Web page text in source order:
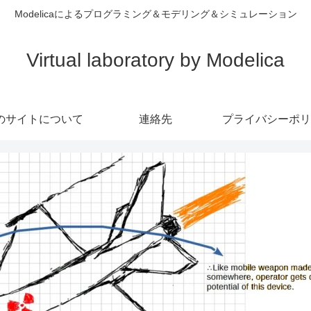
Modelicaによるプログラミング＆モデリング＆シミュレーション
Virtual laboratory by Modelica
サイトについて 連絡先 プライバシーポ